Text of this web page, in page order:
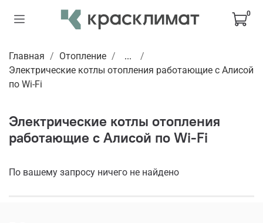
0
Главная Отопление
...
Электрические котлы отопления работающие с Алисой
по Wi-Fi
Электрические котлы отопления
работающие с Алисой по Wi-Fi
По вашему запросу ничего не найдено